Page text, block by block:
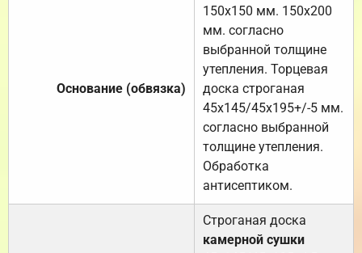
Основание (обвязка)
150х150 мм. 150х200
мм. согласно
выбранной толщине
утепления. Торцевая
доска строганая
45х145/45х195+/-5 мм.
согласно выбранной
толщине утепления.
Обработка
антисептиком.
Строганая доска
камерной сушки